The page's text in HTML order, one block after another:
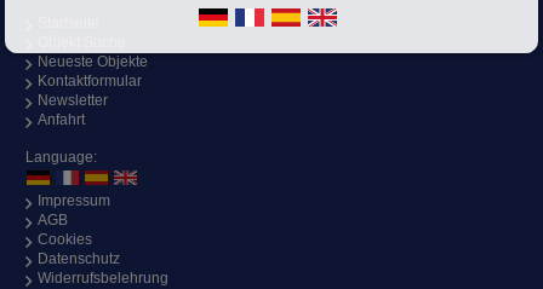
Neueste Objekte
Kontaktformular
Newsletter
Anfahrt
Language:
Impressum
AGB
Cookies
Datenschutz
Widerrufsbelehrung